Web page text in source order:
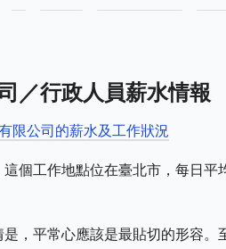
／行政人員薪水情報
限公司的薪水及工作狀況
個工作地點位在臺北市，每日
，平常心應該是最貼切的形容